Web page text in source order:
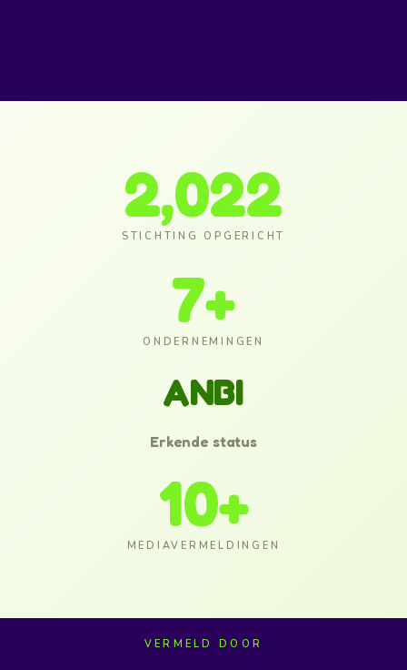
STICHTING OPGERICHT
2,022
ONDERNEMINGEN
7+
ANBI
Erkende status
MEDIAVERMELDINGEN
10+
VERMELD DOOR